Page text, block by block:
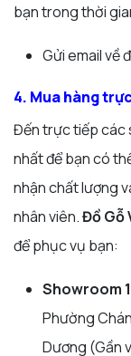
bạn trong thời
Gửi email về
4. Mua hàng
Đến trực tiếp các
nhất để bạn có
nhận chất lượng
nhân viên.Đồ Gỗ
để phục vụ bạn:
Showroom
Phường
Dương (Gần